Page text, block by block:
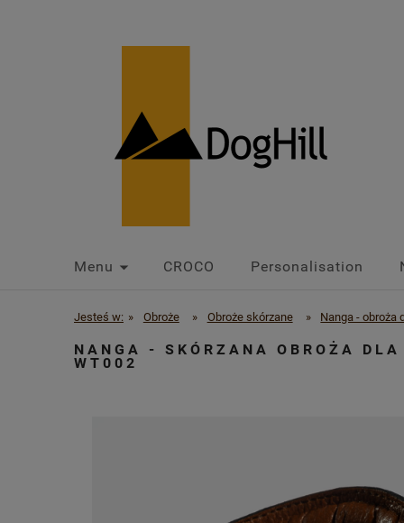
Menu CROCO Personalisation
Jesteś w: » Obroże » Obroże skórzane » Nanga - obroża
NANGA - SKÓRZANA OBROŻA
WT002